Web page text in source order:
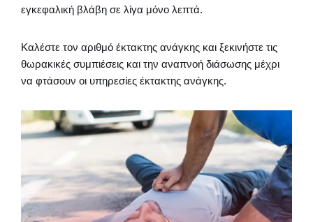
εγκεφαλική βλάβη σε λίγα μόνο λεπτά.
Καλέστε τον αριθμό έκτακτης ανάγκης και ξεκινήστε τις
θωρακικές συμπιέσεις και την αναπνοή διάσωσης μέχρι
να φτάσουν οι υπηρεσίες έκτακτης ανάγκης.